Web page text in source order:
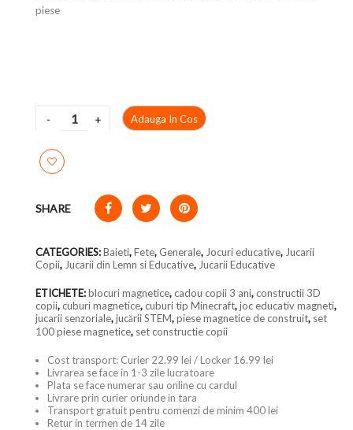
piese
Adauga In Cos
SHARE
CATEGORIES:Baieti,Fete, Generale, Jocuri educative, Jucarii
Copii, Jucarii din Lemn si Educative, Jucarii Educative
ETICHETE:blocuri magnetice,cadou copii 3 ani,constructii 3D
copii,cuburi magnetice,cuburi tip Minecraft,joc educativ magneti,
jucarii senzoriale,jucării STEM,piese magnetice de construit, set
100 piese magnetice, set constructie copii
Cost transport: Curier 22.99 lei / Locker 16.99 lei
Livrarea se face in 1-3 zile lucratoare
Plata se face numerar sau online cu cardul
Livrare prin curier oriunde in tara
Transport gratuit pentru comenzi de minim 400 lei
Retur in termen de 14 zile